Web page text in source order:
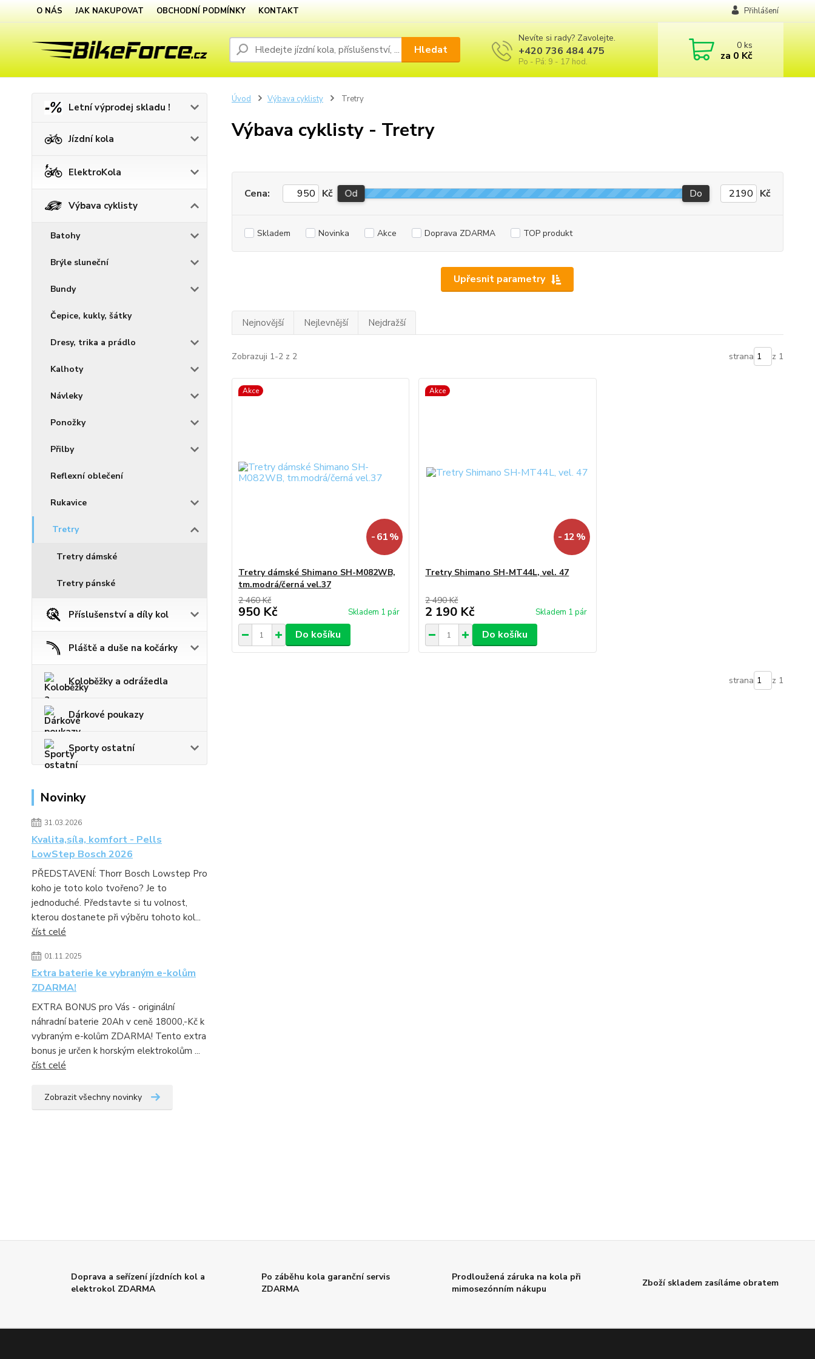
O NÁS JAK NAKUPOVAT OBCHODNÍ PODMÍNKY KONTAKT Přihlášení
Hledat
Nevíte si rady? Zavolejte.
+420 736 484 475
Po - Pá: 9 - 17 hod.
0ks
za 0 Kč
Letní výprodej skladu !
Jízdní kola
ElektroKola
Výbava cyklisty
Batohy
Brýle sluneční
Bundy
Čepice, kukly, šátky
Dresy, trika a prádlo
Kalhoty
Návleky
Ponožky
Přilby
Reflexní oblečení
Rukavice
Tretry
Tretry dámské
Tretry pánské
Příslušenství a díly kol
Pláště a duše na kočárky
Koloběžky a odrážedla
Dárkové poukazy
Sporty ostatní
Novinky
31.03.2026
Kvalita,síla, komfort - Pells
LowStep Bosch 2026
PŘEDSTAVENÍ: Thorr Bosch Lowstep Pro
koho je toto kolo tvořeno? Je to
jednoduché. Představte si tu volnost,
kterou dostanete při výběru tohoto kol...
číst celé
01.11.2025
Extra baterie ke vybraným e-kolům
ZDARMA!
EXTRA BONUS pro Vás - originální
náhradní baterie 20Ah v ceně 18000,-Kč k
vybraným e-kolům ZDARMA! Tento extra
bonus je určen k horským elektrokolům ...
číst celé
Zobrazit všechny novinky
Úvod Výbava cyklisty Tretry
Výbava cyklisty - Tretry
Upřesnit parametry
Cena: Kč Od Do Kč
Skladem Novinka Akce Doprava ZDARMA TOP produkt
Nejnovější Nejlevnější Nejdražší
Zobrazuji 1-2 z 2 strana z 1
Akce
- 61 %
Tretry dámské Shimano SH-M082WB,
tm.modrá/černá vel.37
2 460 Kč
950 Kč Skladem 1 pár
Do košíku
Akce
- 12 %
Tretry Shimano SH-MT44L, vel. 47
2 490 Kč
2 190 Kč Skladem 1 pár
Do košíku
strana z 1
Doprava a seřízení jízdních kol a
elektrokol ZDARMA
Po záběhu kola garanční servis
ZDARMA
Prodloužená záruka na kola při
mimosezónním nákupu
Zboží skladem zasíláme obratem